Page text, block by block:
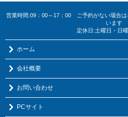
営業時間:09：00～17：00 ご予約がない場合
います
定休日:土曜日・日
ホーム
会社概要
お問い合わせ
PCサイト